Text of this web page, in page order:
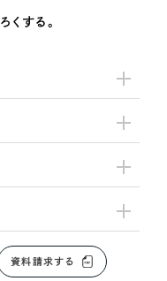
くする。
資料請求する